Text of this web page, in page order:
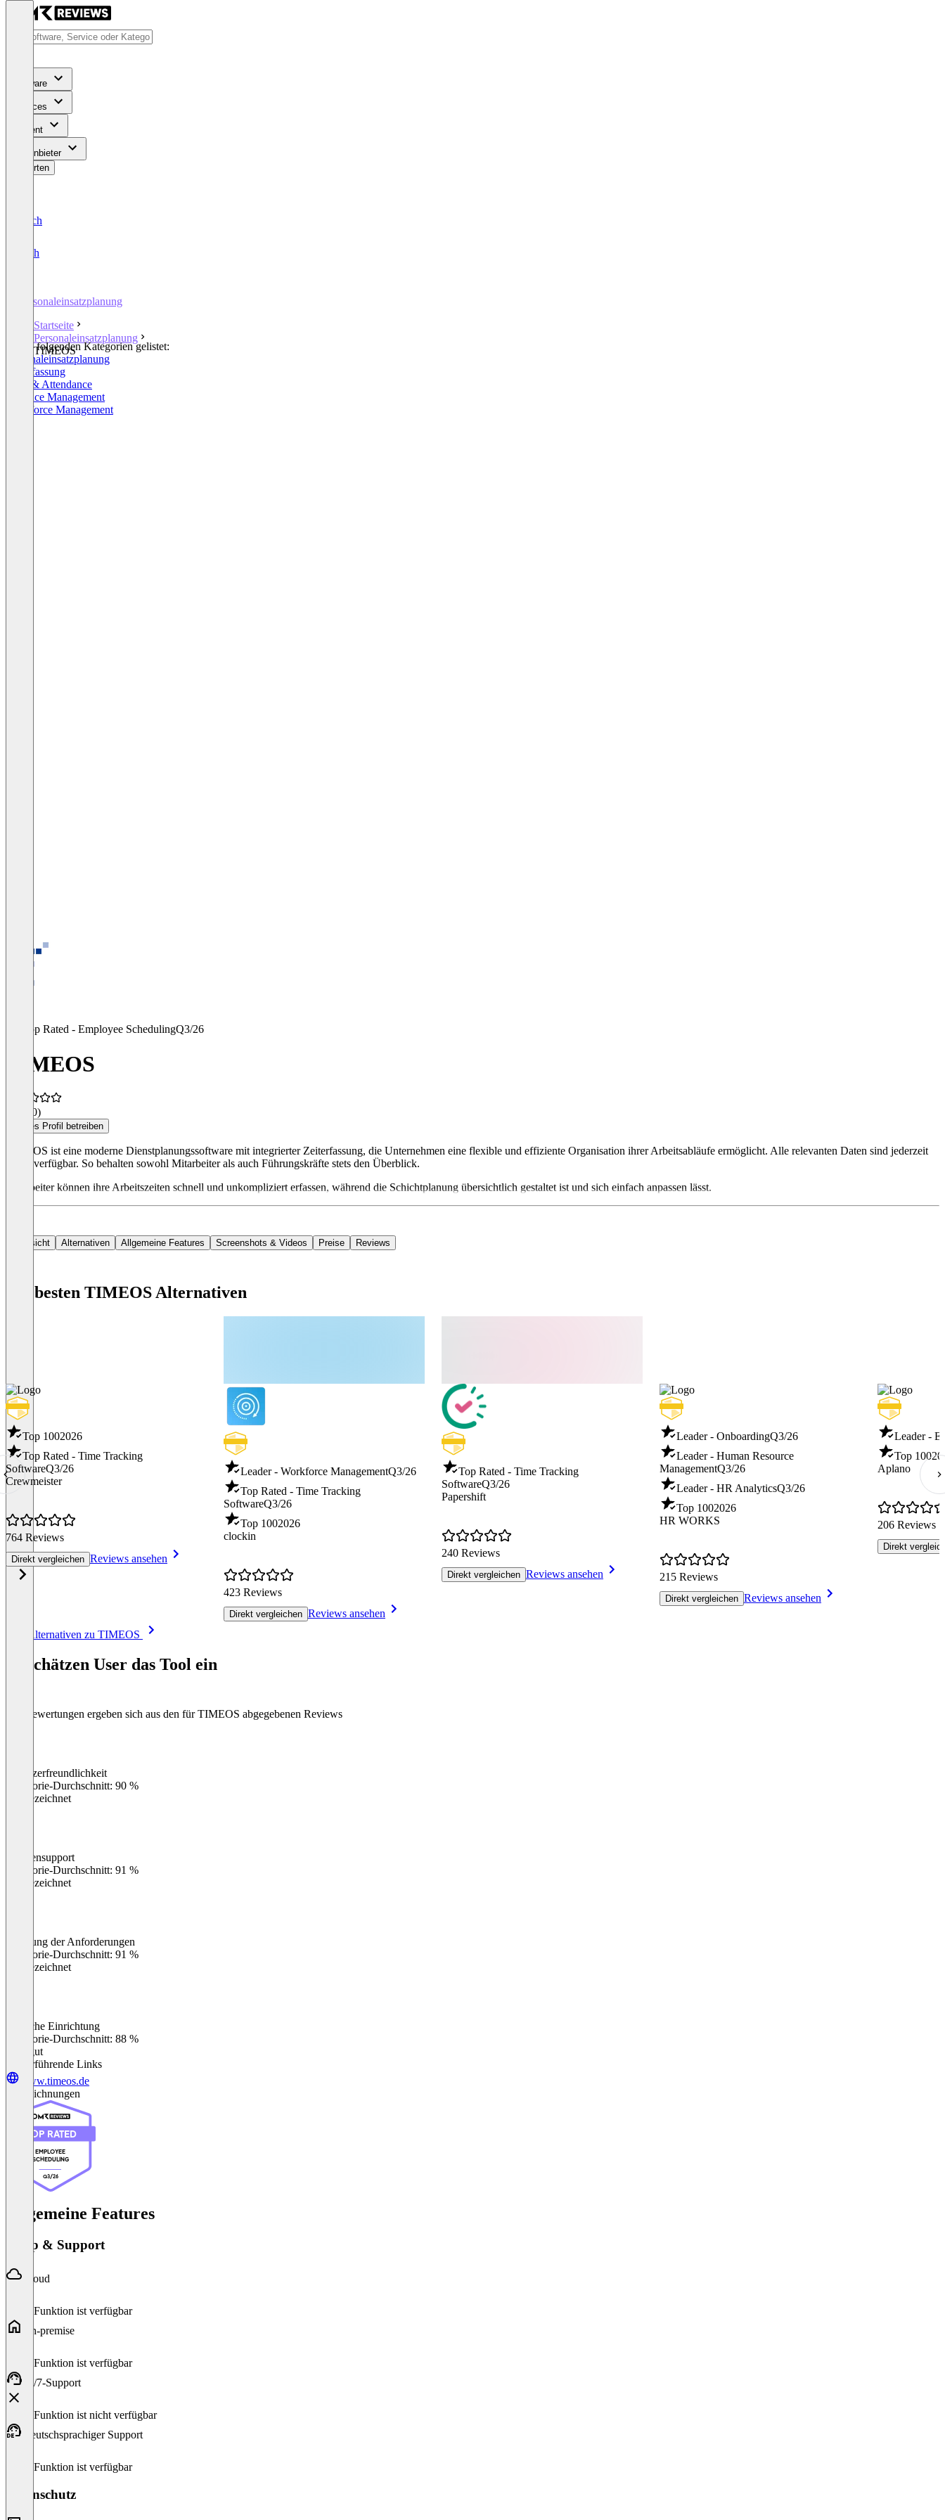
Software
Services
Content
Für Anbieter
Bewerten
Deutsch
English
Personaleinsatzplanung
Startseite
Personaleinsatzplanung
TIMEOS
In den folgenden Kategorien gelistet:
Personaleinsatzplanung
Zeiterfassung
Time & Attendance
Absence Management
Workforce Management
Top Rated - Employee SchedulingQ3/26
TIMEOS
(30)
Dieses Profil betreiben
TIMEOS ist eine moderne Dienstplanungssoftware mit integrierter Zeiterfassung, die Unternehmen eine flexible und effiziente Organisation ihrer Arbeitsabläufe ermöglicht. Alle relevanten Daten sind jederzeit
mobil verfügbar. So behalten sowohl Mitarbeiter als auch Führungskräfte stets den Überblick.
Mitarbeiter können ihre Arbeitszeiten schnell und unkompliziert erfassen, während die Schichtplanung übersichtlich gestaltet ist und sich einfach anpassen lässt.
Übersicht Alternativen Allgemeine Features Screenshots & Videos Preise Reviews
Die besten TIMEOS Alternativen
Top 1002026
Top Rated - Time Tracking
SoftwareQ3/26
Crewmeister
764 Reviews
Direkt vergleichen Reviews ansehen
Leader - Workforce ManagementQ3/26
Top Rated - Time Tracking
SoftwareQ3/26
Top 1002026
clockin
423 Reviews
Direkt vergleichen Reviews ansehen
Top Rated - Time Tracking
SoftwareQ3/26
Papershift
240 Reviews
Direkt vergleichen Reviews ansehen
Leader - OnboardingQ3/26
Leader - Human Resource
ManagementQ3/26
Leader - HR AnalyticsQ3/26
Top 1002026
HR WORKS
215 Reviews
Direkt vergleichen Reviews ansehen
Leader -
Top 100
Aplano
206 Reviews
Direkt
Alle Alternativen zu TIMEOS
So schätzen User das Tool ein
Die Bewertungen ergeben sich aus den für TIMEOS abgegebenen Reviews
Benutzerfreundlichkeit
Kategorie-Durchschnitt: 90 %
Ausgezeichnet
Kundensupport
Kategorie-Durchschnitt: 91 %
Ausgezeichnet
Erfüllung der Anforderungen
Kategorie-Durchschnitt: 91 %
Ausgezeichnet
Einfache Einrichtung
Kategorie-Durchschnitt: 88 %
Sehr gut
Weiterführende Links
www.timeos.de
Auszeichnungen
TOP RATED
EMPLOYEE
SCHEDULING
Q3/26
Allgemeine Features
Setup & Support
Cloud
Diese Funktion ist verfügbar
On-premise
Diese Funktion ist verfügbar
24/7-Support
Diese Funktion ist nicht verfügbar
Deutschsprachiger Support
Diese Funktion ist verfügbar
Datenschutz